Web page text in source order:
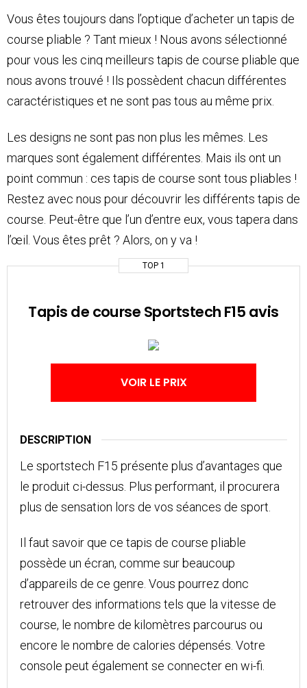
Vous êtes toujours dans l’optique d’acheter un tapis de
course pliable ? Tant mieux ! Nous avons sélectionné
pour vous les cinq meilleurs tapis de course pliable que
nous avons trouvé ! Ils possèdent chacun différentes
caractéristiques et ne sont pas tous au même prix.
Les designs ne sont pas non plus les mêmes. Les
marques sont également différentes. Mais ils ont un
point commun : ces tapis de course sont tous pliables !
Restez avec nous pour découvrir les différents tapis de
course. Peut-être que l’un d’entre eux, vous tapera dans
l’œil. Vous êtes prêt ? Alors, on y va !
TOP 1
Tapis de course Sportstech F15 avis
VOIR LE PRIX
DESCRIPTION
Le sportstech F15 présente plus d’avantages que
le produit ci-dessus. Plus performant, il procurera
plus de sensation lors de vos séances de sport.
Il faut savoir que ce tapis de course pliable
possède un écran, comme sur beaucoup
d’appareils de ce genre. Vous pourrez donc
retrouver des informations tels que la vitesse de
course, le nombre de kilomètres parcourus ou
encore le nombre de calories dépensés. Votre
console peut également se connecter en wi-fi.